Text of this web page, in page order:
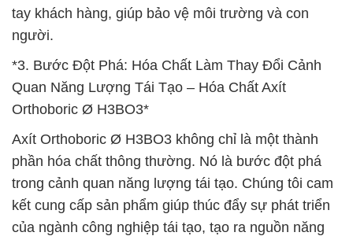
tay khách hàng, giúp bảo vệ môi trường và con
người.
*3. Bước Đột Phá: Hóa Chất Làm Thay Đổi Cảnh
Quan Năng Lượng Tái Tạo – Hóa Chất Axít
Orthoboric Ø H3BO3*
Axít Orthoboric Ø H3BO3 không chỉ là một thành
phần hóa chất thông thường. Nó là bước đột phá
trong cảnh quan năng lượng tái tạo. Chúng tôi cam
kết cung cấp sản phẩm giúp thúc đẩy sự phát triển
của ngành công nghiệp tái tạo, tạo ra nguồn năng